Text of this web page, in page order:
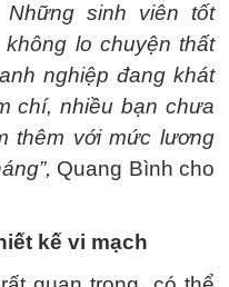
Những sinh viên tốt
lo chuyện thất
nghiệp đang khát
chí, nhiều bạn chưa
thêm với mức lương
Quang Bình cho
kế vi mạch